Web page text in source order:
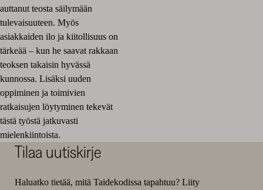
auttanut teosta säilymään
tulevaisuuteen. Myös
asiakkaiden ilo ja kiitollisuus on
tärkeää – kun he saavat rakkaan
teoksen takaisin hyvässä
kunnossa. Lisäksi uuden
oppiminen ja toimivien
ratkaisujen löytyminen tekevät
tästä työstä jatkuvasti
mielenkiintoista.
Tilaa uutiskirje
Haluatko tietää, mitä Taidekodissa tapahtuu? Liity